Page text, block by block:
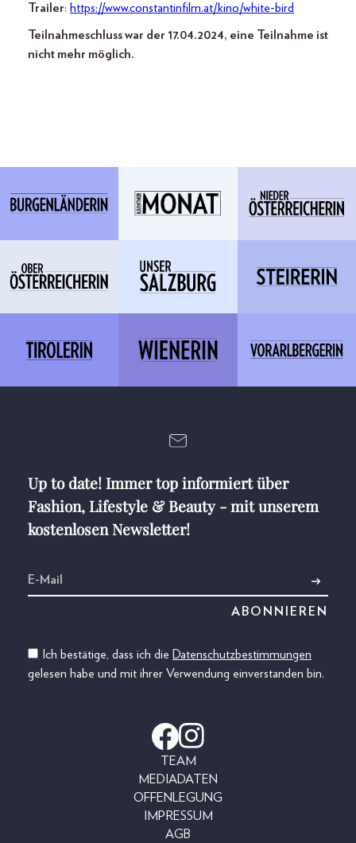
Trailer: https://www.constantinfilm.at/kino/white-bird
Teilnahmeschluss war der 17.04.2024, eine Teilnahme ist
nicht mehr möglich.
Up to date! Immer top informiert über
Fashion, Lifestyle & Beauty - mit unserem
kostenlosen Newsletter!
Ich bestätige, dass ich die Datenschutzbestimmungen
gelesen habe und mit ihrer Verwendung einverstanden bin.
TEAM
MEDIADATEN
OFFENLEGUNG
IMPRESSUM
AGB